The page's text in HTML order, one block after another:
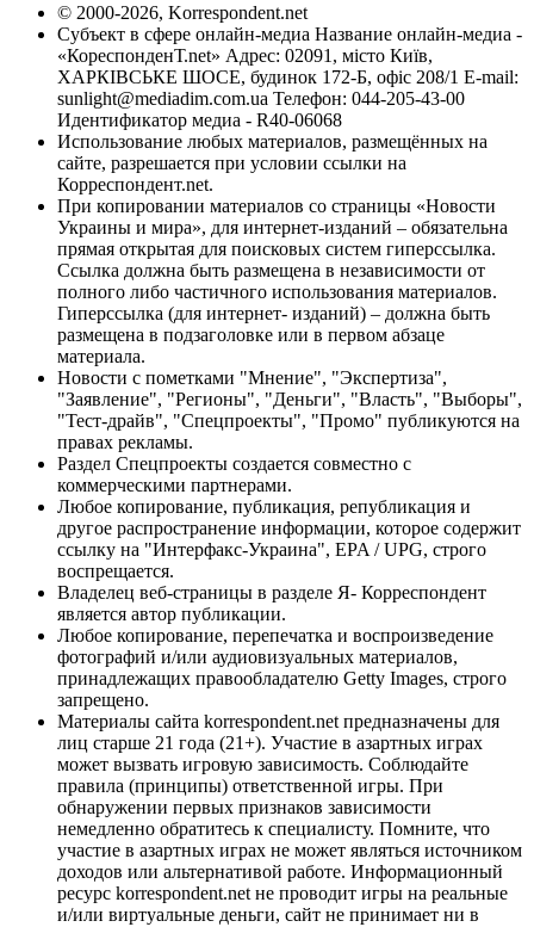
© 2000-2026, Korrespondent.net
Субъект в сфере онлайн-медиа Название онлайн-медиа -
«КореспонденТ.net» Адрес: 02091, місто Київ,
ХАРКІВСЬКЕ ШОСЕ, будинок 172-Б, офіс 208/1 E-mail:
sunlight@mediadim.com.ua Телефон: 044-205-43-00
Идентификатор медиа - R40-06068
Использование любых материалов, размещённых на
сайте, разрешается при условии ссылки на
Корреспондент.net.
При копировании материалов со страницы «Новости
Украины и мира», для интернет-изданий – обязательна
прямая открытая для поисковых систем гиперссылка.
Ссылка должна быть размещена в независимости от
полного либо частичного использования материалов.
Гиперссылка (для интернет- изданий) – должна быть
размещена в подзаголовке или в первом абзаце
материала.
Новости с пометками "Мнение", "Экспертиза",
"Заявление", "Регионы", "Деньги", "Власть", "Выборы",
"Тест-драйв", "Спецпроекты", "Промо" публикуются на
правах рекламы.
Раздел Спецпроекты создается совместно с
коммерческими партнерами.
Любое копирование, публикация, републикация и
другое распространение информации, которое содержит
ссылку на "Интерфакс-Украина", EPA / UPG, строго
воспрещается.
Владелец веб-страницы в разделе Я- Корреспондент
является автор публикации.
Любое копирование, перепечатка и воспроизведение
фотографий и/или аудиовизуальных материалов,
принадлежащих правообладателю Getty Images, строго
запрещено.
Материалы сайта korrespondent.net предназначены для
лиц старше 21 года (21+). Участие в азартных играх
может вызвать игровую зависимость. Соблюдайте
правила (принципы) ответственной игры. При
обнаружении первых признаков зависимости
немедленно обратитесь к специалисту. Помните, что
участие в азартных играх не может являться источником
доходов или альтернативой работе. Информационный
ресурс korrespondent.net не проводит игры на реальные
и/или виртуальные деньги, сайт не принимает ни в